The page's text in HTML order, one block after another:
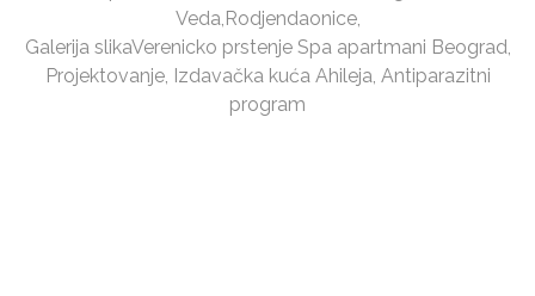
Veda Rodjendaonice,
Galerija slikaVerenicko prstenje Spa apartmani Beograd
Projektovanje, Izdavačka kuća Ahileja Antiparazitni
program